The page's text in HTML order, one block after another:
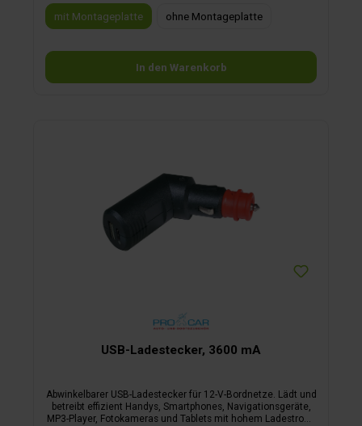
mit Montageplatte
ohne Montageplatte
In den Warenkorb
USB-Ladestecker, 3600 mA
Abwinkelbarer USB-Ladestecker für 12-V-Bordnetze. Lädt und
betreibt effizient Handys, Smartphones, Navigationsgeräte,
MP3-Player, Fotokameras und Tablets mit hohem Ladestrom.